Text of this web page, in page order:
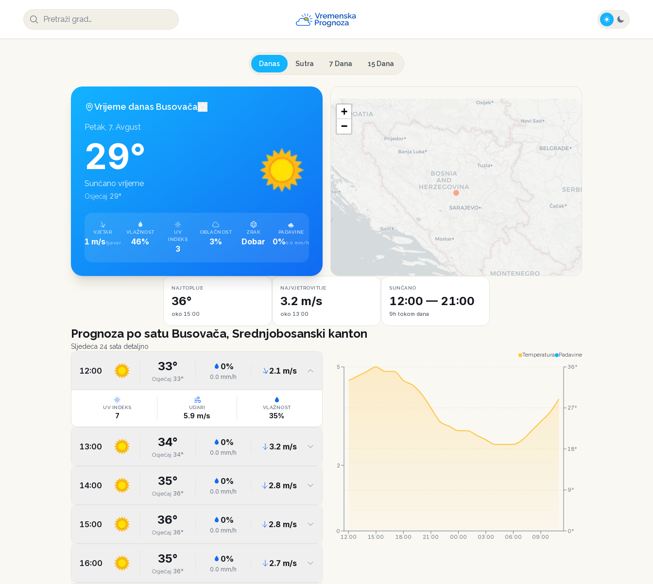
Danas Sutra 7 Dana 15 Dana
Vrijeme danas Busovača
Petak, 7. Avgust
29°
Sunčano vrijeme
Osjećaj 29°
VJETAR
1 m/sSjever
VLAŽNOST
46%
UV
INDEKS
3
OBLAČNOST
3%
ZRAK
Dobar
PADAVINE
0%0.0 mm/h
+
−
NAJTOPLIJE
36°
oko 15:00
NAJVJETROVITIJE
3.2 m/s
oko 13:00
SUNČANO
12:00 — 21:00
9h tokom dana
Prognoza po satu Busovača, Srednjobosanski kanton
Sljedeća 24 sata detaljno
12:00 33°
Osjećaj 33°
0%
0.0 mm/h
2.1 m/s
UV INDEKS
7
UDARI
5.9 m/s
VLAŽNOST
35%
13:00 34°
Osjećaj 34°
0%
0.0 mm/h
3.2 m/s
14:00 35°
Osjećaj 36°
0%
0.0 mm/h
2.8 m/s
15:00 36°
Osjećaj 36°
0%
0.0 mm/h
2.8 m/s
16:00 35°
Osjećaj 36°
0%
0.0 mm/h
2.7 m/s
Temperatura Padavine
12:00 15:00 18:00 21:00 00:00 03:00 06:00 09:00
0°
9°
18°
27°
36°
0
2
5